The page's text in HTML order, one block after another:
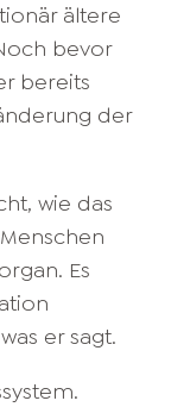
ältere
bevor
bereits
der
wie das
Es
er sagt.